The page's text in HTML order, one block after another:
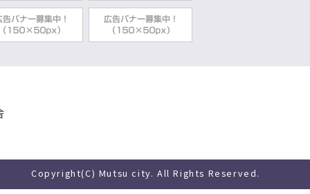
Copyright(C) Mutsu city. All Rights Reserved.